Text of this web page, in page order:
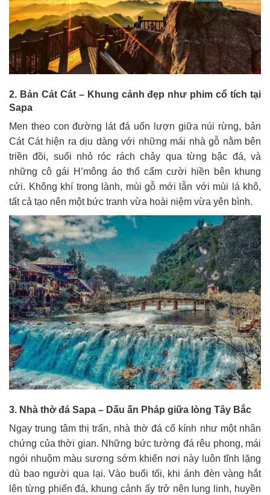
2. Bản Cát Cát – Khung cảnh đẹp như phim cổ tích tại
Sapa
Men theo con đường lát đá uốn lượn giữa núi rừng, bản
Cát Cát hiện ra dịu dàng với những mái nhà gỗ nằm bên
triền đồi, suối nhỏ róc rách chảy qua từng bậc đá, và
những cô gái H’mông áo thổ cẩm cười hiền bên khung
cửi. Không khí trong lành, mùi gỗ mới lẫn với mùi lá khô,
tất cả tạo nên một bức tranh vừa hoài niệm vừa yên bình.
3. Nhà thờ đá Sapa – Dấu ấn Pháp giữa lòng Tây Bắc
Ngay trung tâm thị trấn, nhà thờ đá cổ kính như một nhân
chứng của thời gian. Những bức tường đá rêu phong, mái
ngói nhuộm màu sương sớm khiến nơi này luôn tĩnh lặng
dù bao người qua lại. Vào buổi tối, khi ánh đèn vàng hắt
lên từng phiến đá, khung cảnh ấy trở nên lung linh, huyền